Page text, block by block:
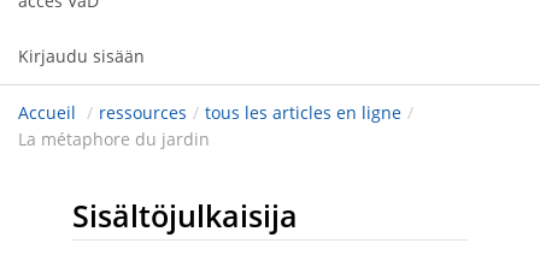
Kirjaudu sisään
Accueil / ressources / tous les articles en ligne /
La métaphore du jardin
Sisältöjulkaisija